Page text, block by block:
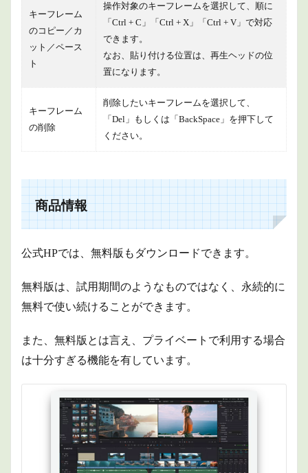
キーフレーム
のコピー／カ
ット／ペース
ト
操作対象のキーフレームを選択して、順に
「Ctrl + C」「Ctrl + X」「Ctrl + V」で対応
できます。
なお、貼り付ける位置は、再生ヘッドの位
置になります。
キーフレーム
の削除
削除したいキーフレームを選択して、
「Del」もしくは「BackSpace」を押下して
ください。
商品情報
公式HPでは、無料版もダウンロードできます。
無料版は、試用期間のようなものではなく、永続的に
無料で使い続けることができます。
また、 無料版とは言え、プライベートで利用する場合
は十分すぎる機能を有しています。